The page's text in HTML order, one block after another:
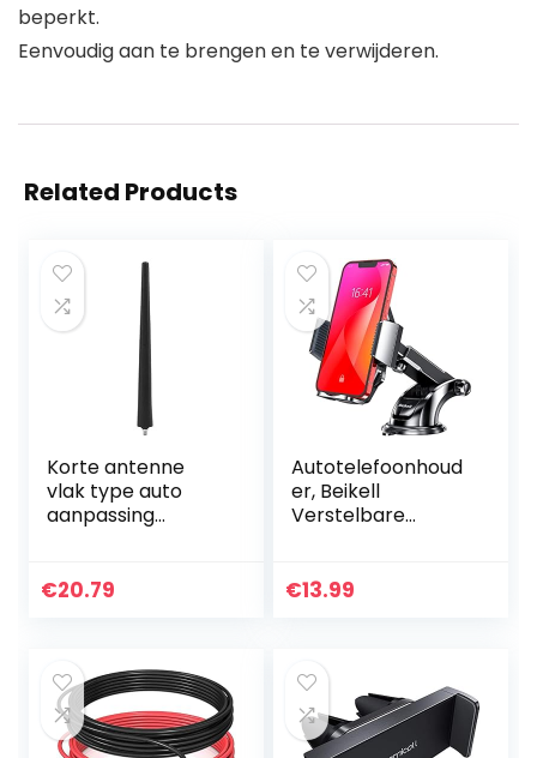
beperkt.
Eenvoudig aan te brengen en te verwijderen.
Related Products
Korte antenne
vlak type auto
aanpassing
corrosiebestendig
€20.79
Autotelefoonhoud
er, Beikell
Verstelbare
Telefoonhouder
€13.99